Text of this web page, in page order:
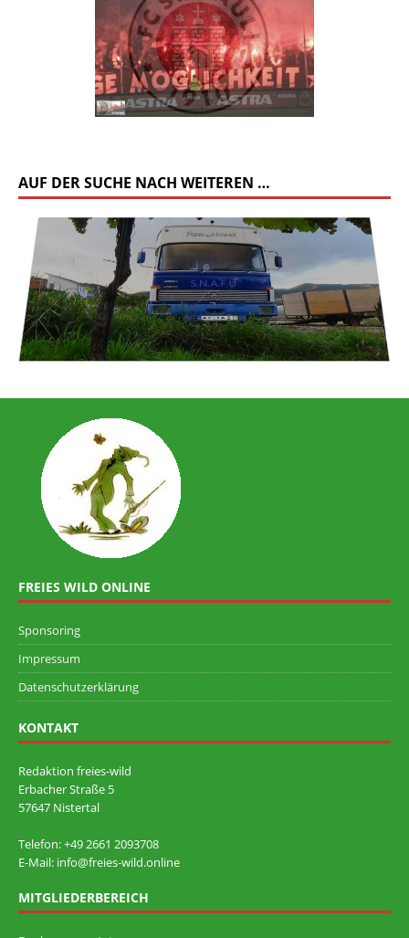
AUF DER SUCHE NACH WEITEREN …
FREIES WILD ONLINE
Sponsoring
Impressum
Datenschutzerklärung
KONTAKT
Redaktion freies-wild
Erbacher Straße 5
57647 Nistertal
Telefon: +49 ‭2661 2093708
E-Mail: info@freies-wild.online
MITGLIEDERBEREICH